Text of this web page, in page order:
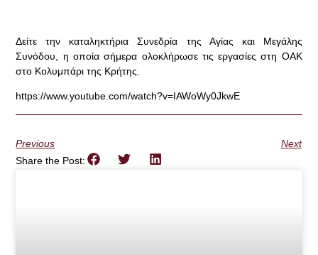
Δείτε την καταληκτήρια Συνεδρία της Αγίας και Μεγάλης
Συνόδου, η οποία σήμερα ολοκλήρωσε τις εργασίες στη ΟΑΚ
στο Κολυμπάρι της Κρήτης.
https://www.youtube.com/watch?v=IAWoWy0JkwE
Previous
Next
Share the Post: